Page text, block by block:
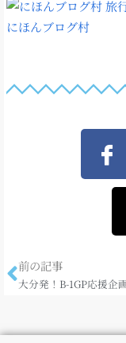
にほんブログ村
前の記事